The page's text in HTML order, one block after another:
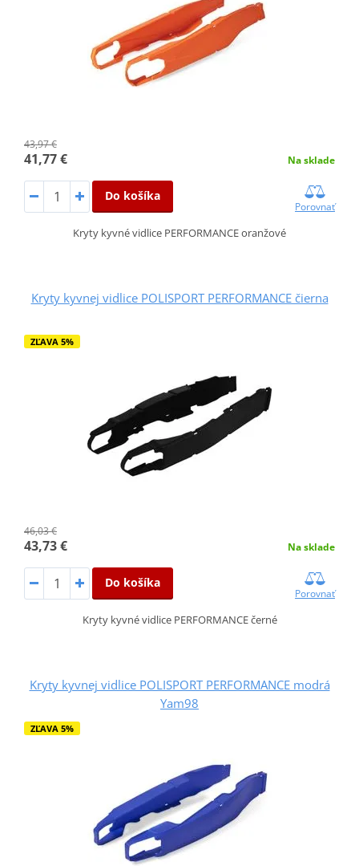
43,97 €
41,77 € Na sklade
Do košíka
Porovnať
Kryty kyvné vidlice PERFORMANCE oranžové
Kryty kyvnej vidlice POLISPORT PERFORMANCE čierna
ZĽAVA 5%
46,03 €
43,73 € Na sklade
Do košíka
Porovnať
Kryty kyvné vidlice PERFORMANCE černé
Kryty kyvnej vidlice POLISPORT PERFORMANCE modrá
Yam98
ZĽAVA 5%